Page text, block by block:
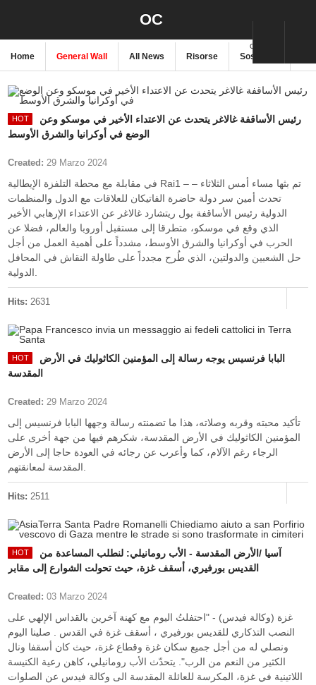
OC
ORIENTE CRISTIANO
Home General Wall All News Risorse Sostienici
رئيس الأساقفة غالاغر يتحدث عن الاعتداء الأخير في موسكو وعن
الوضع في أوكرانيا والشرق الأوسط
Created: 29 Marzo 2024
في مقابلة مع محطة التلفزة الإيطالية Rai1 – تم بثها مساء أمس الثلاثاء –
تحدث أمين سر دولة حاضرة الفاتيكان للعلاقات مع الدول والمنظمات
الدولية رئيس الأساقفة بول ريتشارد غالاغر عن الاعتداء الإرهابي الأخير
الذي وقع في موسكو، متطرقا إلى مستقبل أوروبا والعالم، فضلا عن
الحرب في أوكرانيا والشرق الأوسط، مشدداً على أهمية العمل من أجل
حل الشعبين والدولتين، الذي طُرح مجدداً على طاولة النقاش في المحافل
Hits: 2631
البابا فرنسيس يوجه رسالة إلى المؤمنين الكاثوليك في الأرض
المقدسة
Created: 29 Marzo 2024
تأكيد محبته وقربه وصلاته، هذا ما تضمنته رسالة وجهها البابا فرنسيس إلى
المؤمنين الكاثوليك في الأرض المقدسة، شكرهم فيها من جهة أخرى على
الرجاء رغم الآلام، كما وأعرب عن رجائه في العودة حاجا إلى الأرض
Hits: 2511
آسيا /الأرض المقدسة - الأب رومانيلي: لنطلب المساعدة من
القديس بورفيري، أسقف غزة، حيث تحولت الشوارع إلى مقابر
Created: 03 Marzo 2024
غزة (وكالة فيدس) - "احتفلتُ اليوم مع كهنة آخرين بالقداس الإلهي على
النصب التذكاري للقديس بورفيري ، أسقف غزة في القدس . صلينا اليوم
ونصلي له من أجل جميع سكان غزة وقطاع غزة، حيث كان أسقفا ونال
الكثير من النعم من الرب". يتحدّث الأب رومانيلي، كاهن رعية الكنيسة
اللاتينية في غزة، المكرسة للعائلة المقدسة الى وكالة فيدس عن الصلوات